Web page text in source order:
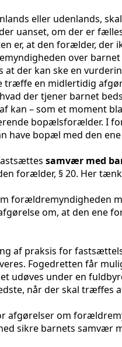
eller udenlands,
uanset, om der er
er, at den forælder, der
over
at der kan ske en
en midlertidig
der tjener barnet
kan – som et moment
bopælsforælder. I
have bopæl med den
samvær med
forælder, § 20. Her
om, at den ene
af praksis for
Fogedretten får
udøves under en
når der skal
afgørelser om
sikre barnets samvær